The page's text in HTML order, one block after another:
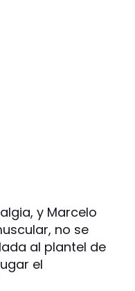
y Marcelo
no se
al plantel de
el